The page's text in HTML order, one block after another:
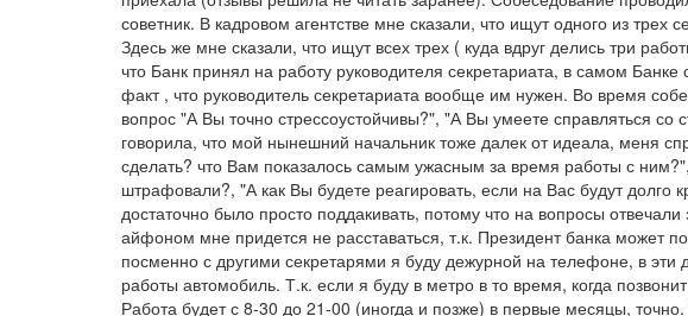
советник. В кадровом агентстве мне сказали, что ищут одного из трех
Здесь же мне сказали, что ищут всех трех ( куда вдруг делись три
что Банк принял на работу руководителя секретариата, в самом
факт , что руководитель секретариата вообще им нужен. Во время
вопрос "А Вы точно стрессоустойчивы?", "А Вы умеете справляться со
говорила, что мой нынешний начальник тоже далек от идеала, меня
сделать? что Вам показалось самым ужасным за время работы с
штрафовали?, "А как Вы будете реагировать, если на Вас будут долго
достаточно было просто поддакивать, потому что на вопросы
айфоном мне придется не расставаться, т.к. Президент банка может
посменно с другими секретарями я буду дежурной на телефоне, в эти
работы автомобиль. Т.к. если я буду в метро в то время, когда
Работа будет с 8-30 до 21-00 (иногда и позже) в первые месяцы,